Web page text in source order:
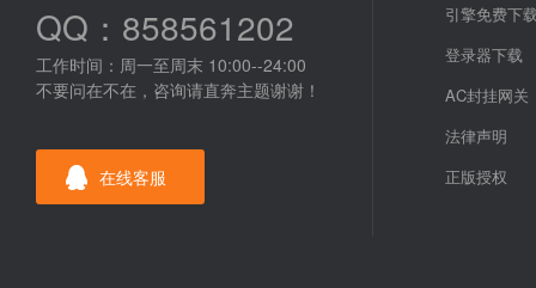
QQ：858561202
工作时间：周一至周末 10:00--24:00
不要问在不在，咨询请直奔主题谢谢！
在线客服
引擎免费下
登录器下载
AC封挂网关
法律声明
正版授权